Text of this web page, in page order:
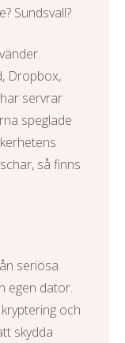
Sundsvall?
Dropbox,
har servrar
speglade
så finns
seriösa
egen dator.
och
skydda